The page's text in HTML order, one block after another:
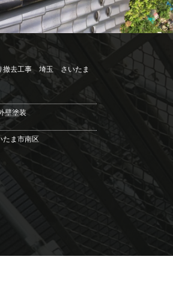
事 外壁塗装 外構エクステリア工事
根工事
撤去工事 埼玉 さいたま
壁塗装
ま市南区